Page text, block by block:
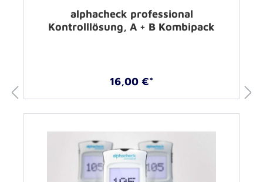
alphacheck professional
Kontrolllösung, A + B Kombipack
16,00 €*